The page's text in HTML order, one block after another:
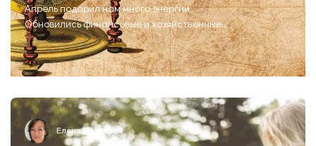
Апрель подарил нам много энергии.
Обновились финансовые и хозяйственные
стратегии, стали понятны вопросы здоровья.
Большую часть мая ...
Елена Исхакова